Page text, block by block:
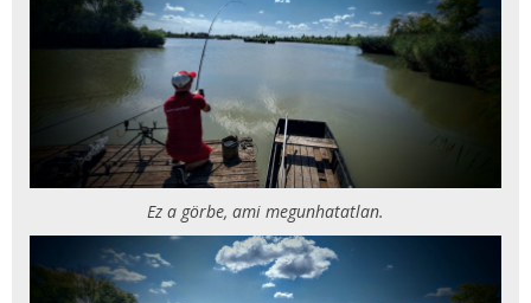
Ez a görbe, ami megunhatatlan.